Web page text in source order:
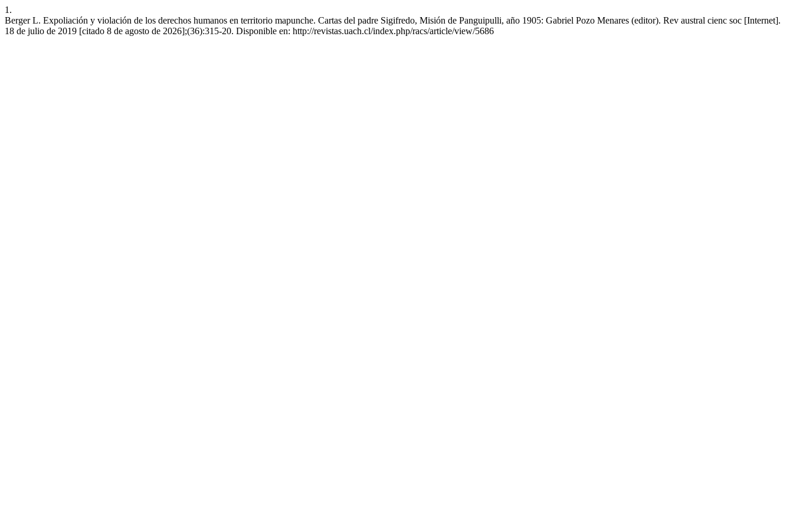
1.
Berger L. Expoliación y violación de los derechos humanos en territorio mapunche. Cartas del padre Sigifredo, Misión de Panguipulli, año 1905: Gabriel Pozo Menares (editor). Rev austral cienc soc [Internet].
18 de julio de 2019 [citado 8 de agosto de 2026];(36):315-20. Disponible en: http://revistas.uach.cl/index.php/racs/article/view/5686